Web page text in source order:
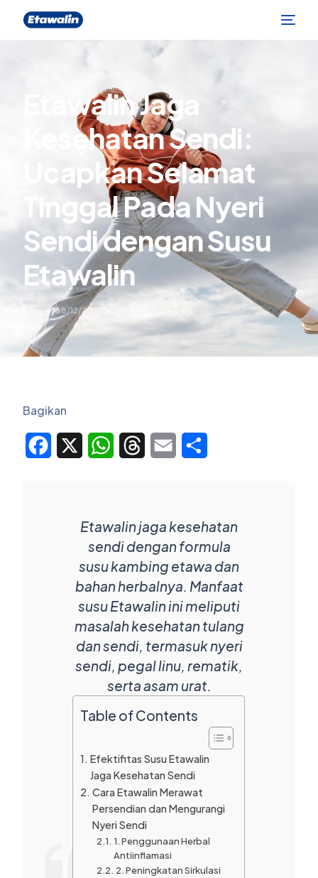
Etawalin Jaga
Kesehatan Sendi:
Ucapkan Selamat
Tinggal Pada Nyeri
Sendi dengan Susu
Etawalin
beta 08/12/2023
Bagikan
Facebook WhatsAppThreadsEmail
Etawalin jaga kesehatan
sendi dengan formula
susu kambing etawa dan
bahan herbalnya. Manfaat
susu Etawalin ini meliputi
masalah kesehatan tulang
dan sendi, termasuk nyeri
sendi, pegal linu, rematik,
serta asam urat.
Table of Contents
Efektifitas Susu Etawalin
Jaga Kesehatan Sendi
Cara Etawalin Merawat
Persendian dan Mengurangi
Nyeri Sendi
1. Penggunaan Herbal
Antiinflamasi
2. Peningkatan Sirkulasi